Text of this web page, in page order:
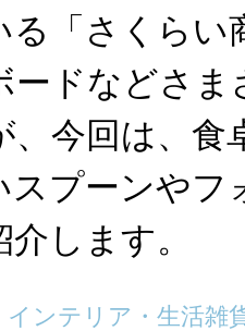
る「さくらい
ードなどさ
、今回は、食
スプーンやフ
します。
インテリア・生活雑